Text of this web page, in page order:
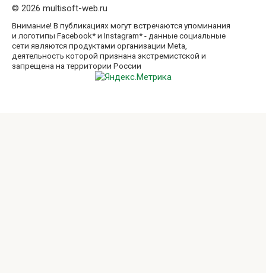
© 2026 multisoft-web.ru
Внимание! В публикациях могут встречаются упоминания
и логотипы Facebook* и Instagram* - данные социальные
сети являются продуктами организации Meta,
деятельность которой признана экстремистской и
запрещена на территории России